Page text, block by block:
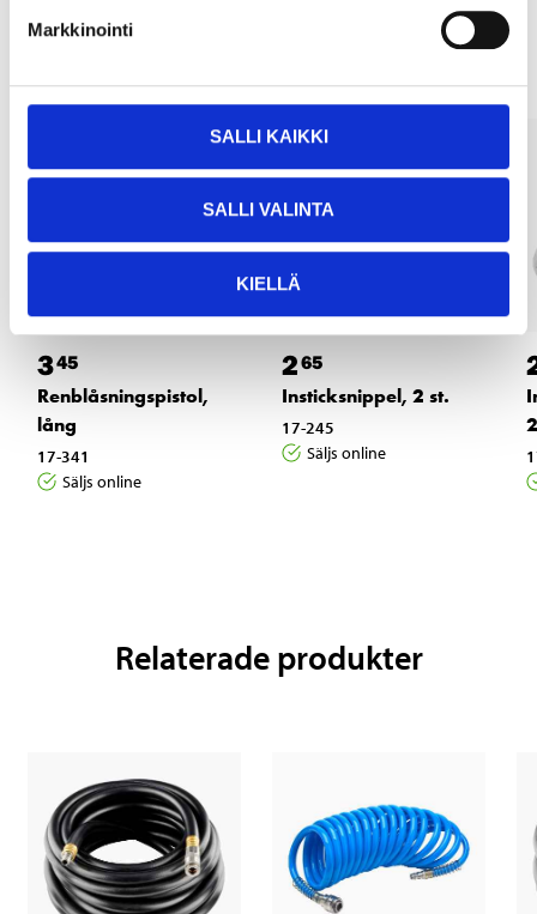
Markkinointi
SALLI KAIKKI
SALLI VALINTA
KIELLÄ
Andra kunder köpte också
345
Renblåsningspistol,
lång
17-341
Säljs online
265
Insticksnippel, 2 st.
17-245
Säljs online
Relaterade produkter